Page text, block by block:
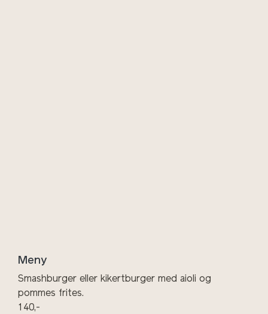
Meny
Smashburger eller kikertburger med aioli og
pommes frites.
140,-